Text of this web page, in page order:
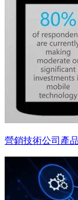
營銷技術公司產